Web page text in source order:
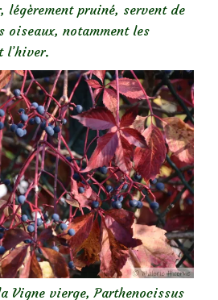
légèrement pruiné, servent de
oiseaux, notamment les
l’hiver.
Vigne vierge, Parthenocissus